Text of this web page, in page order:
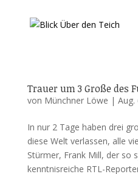
Trauer um 3 Große des
von Münchner Löwe | Aug.
In nur 2 Tage haben drei
diese Welt verlassen, alle
Stürmer, Frank Mill, der so
kenntnisreiche RTL-